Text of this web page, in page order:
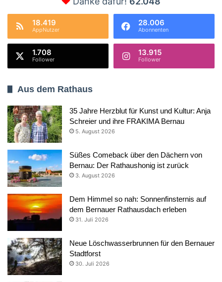
18.419
AppNutzer
28.006
Abonnenten
1.708
Follower
13.915
Follower
Aus dem Rathaus
35 Jahre Herzblut für Kunst und Kultur: Anja
Schreier und ihre FRAKIMA Bernau
5. August 2026
Süßes Comeback über den Dächern von
Bernau: Der Rathaushonig ist zurück
3. August 2026
Dem Himmel so nah: Sonnenfinsternis auf
dem Bernauer Rathausdach erleben
31. Juli 2026
Neue Löschwasserbrunnen für den Bernauer
Stadtforst
30. Juli 2026